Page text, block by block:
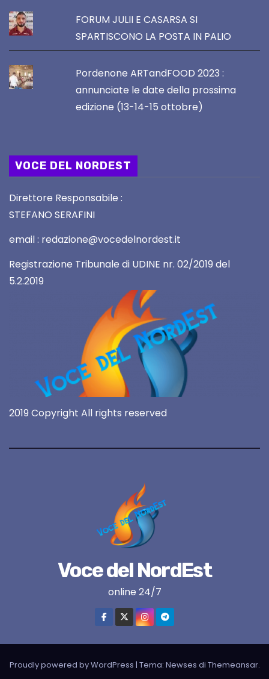
FORUM JULII E CASARSA SI
SPARTISCONO LA POSTA IN PALIO
Pordenone ARTandFOOD 2023 :
annunciate le date della prossima
edizione (13-14-15 ottobre)
VOCE DEL NORDEST
Direttore Responsabile :
STEFANO SERAFINI
email : redazione@vocedelnordest.it
Registrazione Tribunale di UDINE nr. 02/2019 del
5.2.2019
2019 Copyright All rights reserved
Voce del NordEst
online 24/7
Proudly powered by WordPress | Tema: Newses di Themeansar.